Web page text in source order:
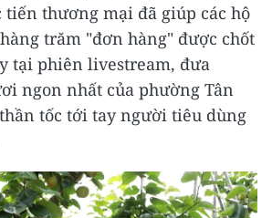
tiến thương mại đã giúp các hộ
trăm "đơn hàng" được chốt
tại phiên livestream, đưa
ngon nhất của phường Tân
tốc tới tay người tiêu dùng